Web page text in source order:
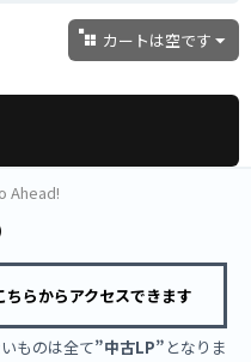
カートは空です
Ahead!
らからアクセスできます
ものは全て”中古LP” となりま